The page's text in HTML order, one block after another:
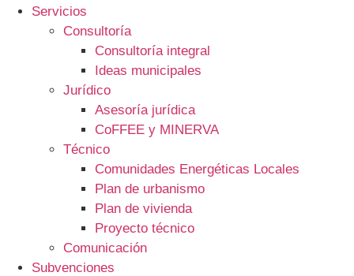
Servicios
Consultoría
Consultoría integral
Ideas municipales
Jurídico
Asesoría jurídica
CoFFEE y MINERVA
Técnico
Comunidades Energéticas Locales
Plan de urbanismo
Plan de vivienda
Proyecto técnico
Comunicación
Subvenciones